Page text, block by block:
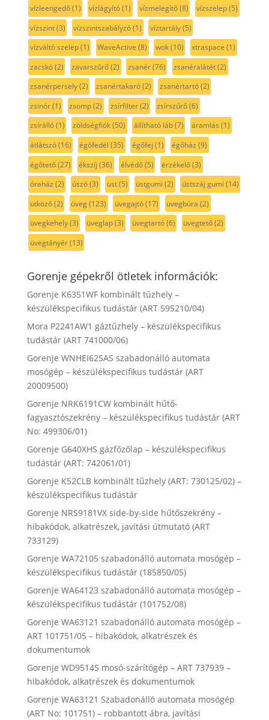
vízleengedő(1) vízlágyító(1) vízmelegítő(8) vízszelep(5)
vízszint(3) vízszintszabályzó(1) víztartály(5)
vízváltó szelep(1) WaveActive (8) wok(10) xtraspace (1)
zacskó(2) zavarszűrő(2) zsanér(76) zsanéralátét(2)
zsanérpersely(2) zsanértakaró(2) zsanértartó(2)
zsinór(1) zsomp(2) zsírfilter(2) zsírszűrő(6)
zsírálló(1) zöldségfiók(50) állítható láb(7) áramlás (1)
átlátszó(16) égőfedél (35) égőfej (1) égőház (9)
égőtető(27) ékszíj (36) élvédő(5) érzékelő(3)
óraház (2) úszó(3) üst(5) üstgumi (2) üstszáj gumi (14)
ütköző(2) üveg(123) üvegajtó(17) üvegbúra (2)
üvegkehely(3) üveglap(3) üvegtartó(6) üvegtető(2)
üvegtányér(13)
Gorenje gépekről ötletek információk:
Gorenje K6351WF kombinált tűzhely –
készülékspecifikus tudástár (ART 595210/04)
Mora P2241AW1 gáztűzhely – készülékspecifikus
tudástár (ART 741000/06)
Gorenje WNHEI62SAS szabadonálló automata
mosógép – készülékspecifikus tudástár (ART
20009500)
Gorenje NRK6191CW kombinált hűtő-
fagyasztószekrény – készülékspecifikus tudástár (ART
No: 499306/01)
Gorenje G640XHS gázfőzőlap – készülékspecifikus
tudástár (ART: 742061/01)
Gorenje K52CLB kombinált tűzhely (ART: 730125/02) –
készülékspecifikus tudástár
Gorenje NRS9181VX side-by-side hűtőszekrény –
hibakódok, alkatrészek, javítási útmutató (ART
733129)
Gorenje WA72105 szabadonálló automata mosógép –
készülékspecifikus tudástár (185850/05)
Gorenje WA64123 szabadonálló automata mosógép –
készülékspecifikus tudástár (101752/08)
Gorenje WA63121 szabadonálló automata mosógép –
ART 101751/05 – hibakódok, alkatrészek és
dokumentumok
Gorenje WD9514S mosó-szárítógép – ART 737939 –
hibakódok, alkatrészek és dokumentumok
Gorenje WA63121 Szabadonálló automata mosógép
(ART No: 101751) – robbantott ábra, javítási